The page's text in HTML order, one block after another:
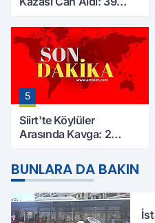
Hayatını Kaybetti
5
Siirt'te Köylüler
Arasında Kavga: 2
Ağır
BUNLARA DA BAKIN